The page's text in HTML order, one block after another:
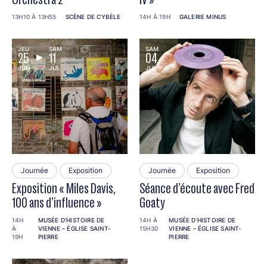
13H10 À 13H55 SCÈNE DE CYBÈLE 14H À 19H GALERIE MINUS
JEU
25
JUN
SAM
11
JUL
Journée Exposition
Exposition « Miles Davis,
100 ans d’influence »
14H
À
19H
MUSÉE D’HISTOIRE DE
VIENNE – ÉGLISE SAINT-
PIERRE
SAM
04
JUL
Journée Exposition
Séance d’écoute avec Fred
Goaty
14H À
15H30
MUSÉE D’HISTOIRE DE
VIENNE – ÉGLISE SAINT-
PIERRE